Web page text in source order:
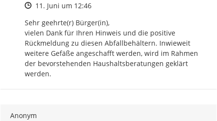
Zeitpunkt des Erstellens
11. Juni um 12:46
Sehr geehrte(r) Bürger(in),
vielen Dank für Ihren Hinweis und die positive
Rückmeldung zu diesen Abfallbehältern. Inwieweit
weitere Gefäße angeschafft werden, wird im Rahmen
der bevorstehenden Haushaltsberatungen geklärt
werden.
Anonym